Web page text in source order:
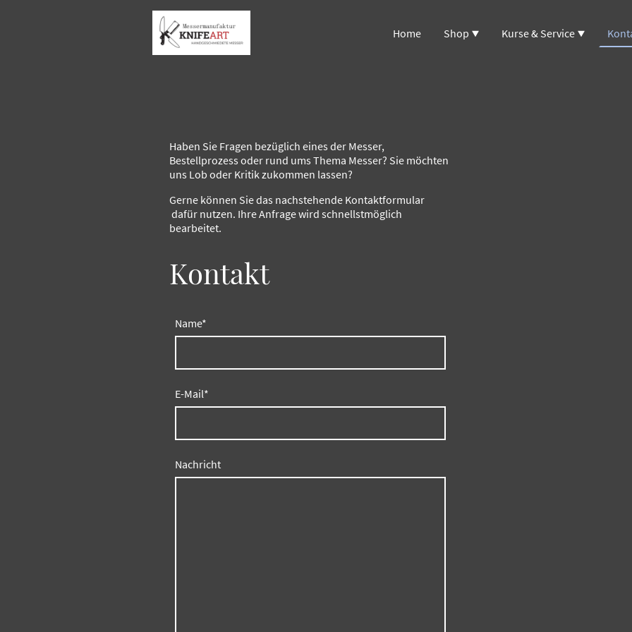
Home Shop Kurse & Service
Haben Sie Fragen bezüglich eines der Messer,
Bestellprozess oder rund ums Thema Messer? Sie möchten
uns Lob oder Kritik zukommen lassen?
Gerne können Sie das nachstehende Kontaktformular
dafür nutzen. Ihre Anfrage wird schnellstmöglich
bearbeitet.
Kontakt
Name*
E-Mail*
Nachricht